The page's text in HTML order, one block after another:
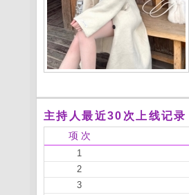
主持人最近30次上线记录
项 次
1
2
3